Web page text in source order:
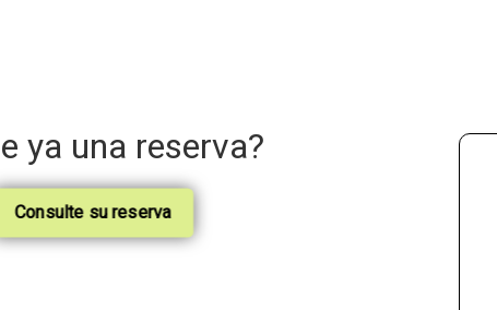
ya una reserva?
Consulte su reserva